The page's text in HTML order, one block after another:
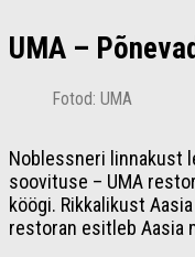
UMA –
Fotod: UMA
Noblessneri linnakust
soovituse – UMA
köögi. Rikkalikust
restoran esitleb Aasia